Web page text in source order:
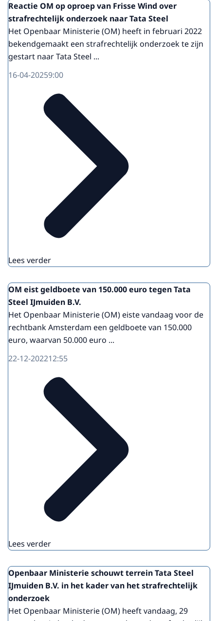
Reactie OM op oproep van Frisse Wind over
strafrechtelijk onderzoek naar Tata Steel
Het Openbaar Ministerie (OM) heeft in februari 2022
bekendgemaakt een strafrechtelijk onderzoek te zijn
gestart naar Tata Steel ...
16-04-20259:00
Lees verder
OM eist geldboete van 150.000 euro tegen Tata
Steel IJmuiden B.V.
Het Openbaar Ministerie (OM) eiste vandaag voor de
rechtbank Amsterdam een geldboete van 150.000
euro, waarvan 50.000 euro ...
22-12-202212:55
Lees verder
Openbaar Ministerie schouwt terrein Tata Steel
IJmuiden B.V. in het kader van het strafrechtelijk
onderzoek
Het Openbaar Ministerie (OM) heeft vandaag, 29